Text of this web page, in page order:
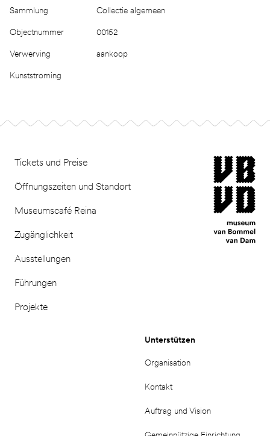
Sammlung Collectie algemeen
Objectnummer 00152
Verwerving aankoop
Kunststroming
Tickets und Preise
Öffnungszeiten und Standort
Museumscafé Reina
Zugänglichkeit
Ausstellungen
Führungen
Projekte
museum van
Unterstützen
Organisation
Kontakt
Auftrag und Vision